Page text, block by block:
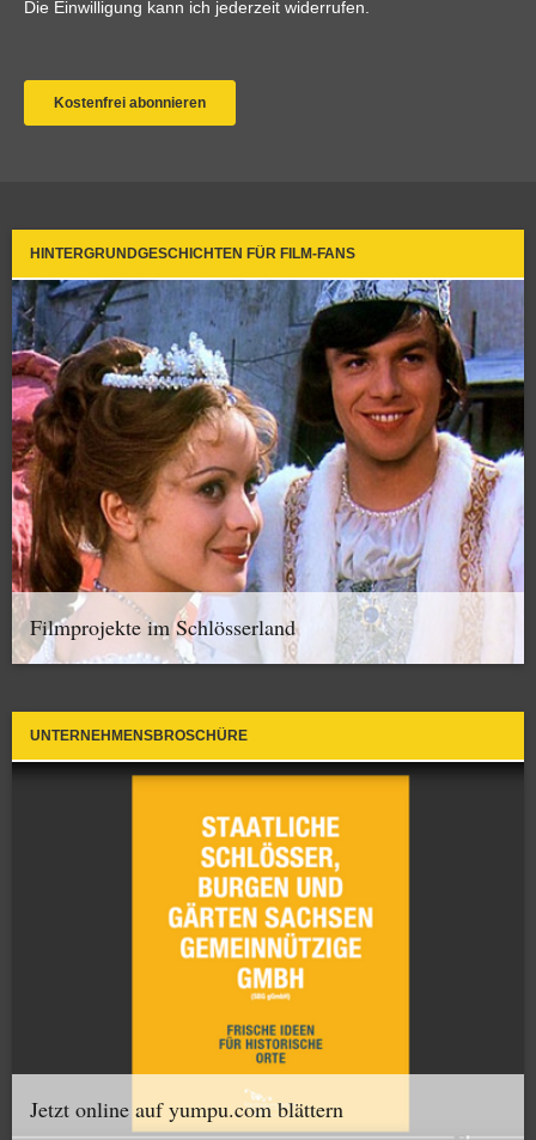
HINTERGRUNDGESCHICHTEN FÜR FILM-FANS
Filmprojekte im Schlösserland
UNTERNEHMENSBROSCHÜRE
Jetzt online auf yumpu.com blättern